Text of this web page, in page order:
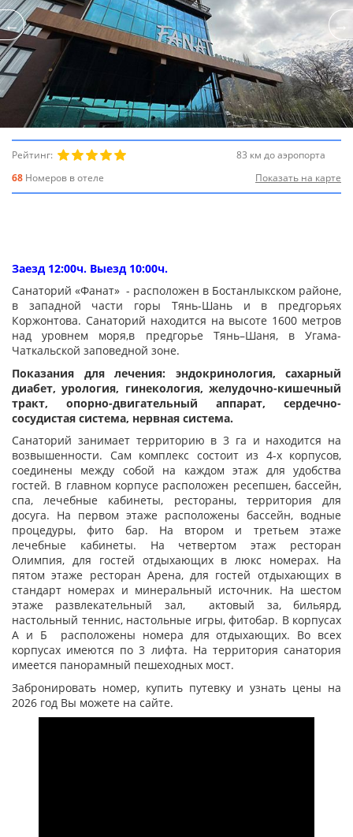
Рейтинг:
83 км до аэропорта
68 Номеров в отеле Показать на карте
Заезд 12:00ч. Выезд 10:00ч.
Санаторий «Фанат» - расположен в Бостанлыкском районе,
в западной части горы Тянь-Шань и в предгорьях
Коржонтова. Санаторий находится на высоте 1600 метров
над уровнем моря,в предгорье Тянь–Шаня, в Угама-
Чаткальской заповедной зоне.
Показания для лечения: эндокринология, сахарный
диабет, урология, гинекология, желудочно-кишечный
тракт, опорно-двигательный аппарат, сердечно-
сосудистая система, нервная система.
Санаторий занимает территорию в 3 га и находится на
возвышенности. Сам комплекс состоит из 4-х корпусов,
соединены между собой на каждом этаж для удобства
гостей. В главном корпусе расположен ресепшен, бассейн,
спа, лечебные кабинеты, рестораны, территория для
досуга. На первом этаже расположены бассейн, водные
процедуры, фито бар. На втором и третьем этаже
лечебные кабинеты. На четвертом этаж ресторан
Олимпия, для гостей отдыхающих в люкс номерах. На
пятом этаже ресторан Арена, для гостей отдыхающих в
стандарт номерах и минеральный источник. На шестом
этаже развлекательный зал, актовый за, бильярд,
настольный теннис, настольные игры, фитобар. В корпусах
А и Б расположены номера для отдыхающих. Во всех
корпусах имеются по 3 лифта. На территория санатория
имеется панорамный пешеходных мост.
Забронировать номер, купить путевку и узнать цены на
2026 год Вы можете на сайте.